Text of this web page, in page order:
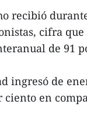
recibió
cifra
de 91
ingresó de
ciento en